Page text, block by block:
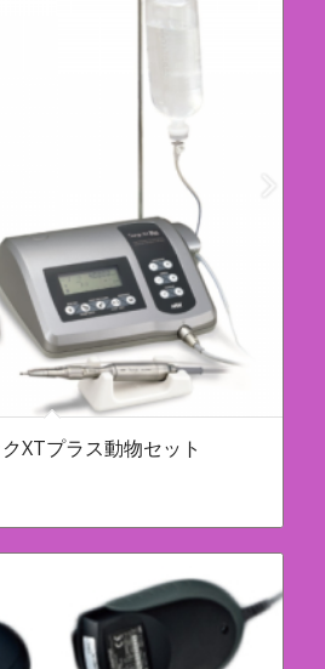
XTプラス動物セット